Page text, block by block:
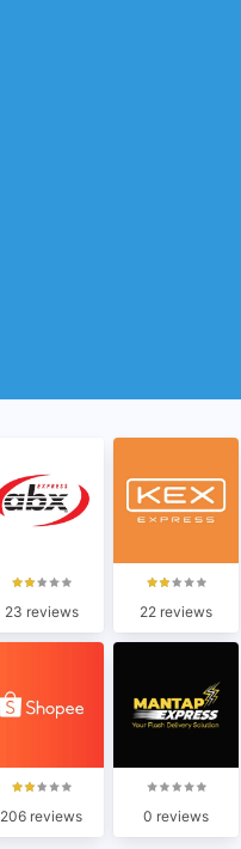
23 reviews 22 reviews
206 reviews 0 reviews